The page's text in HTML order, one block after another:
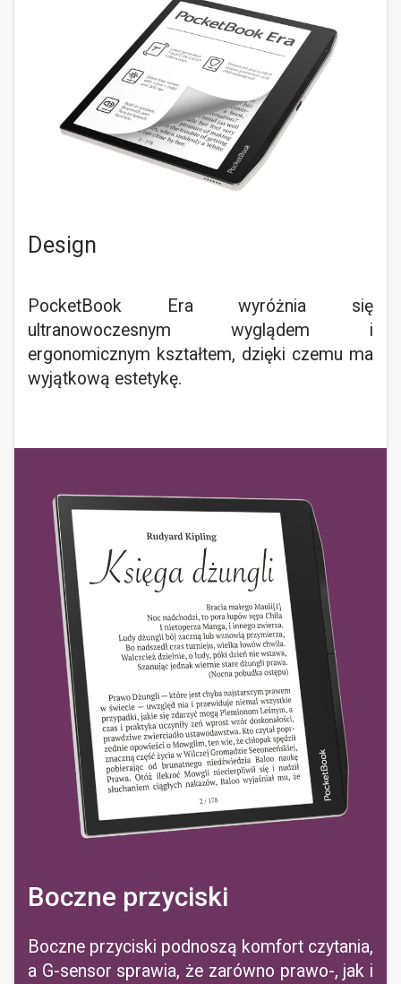
Design
PocketBook Era wyróżnia się
ultranowoczesnym wyglądem i
ergonomicznym kształtem, dzięki czemu ma
wyjątkową estetykę.
Boczne przyciski
Boczne przyciski podnoszą komfort czytania,
a G-sensor sprawia, że zarówno prawo-, jak i